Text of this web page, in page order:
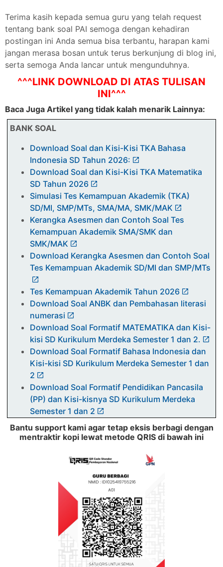
Terima kasih kepada semua guru yang telah request
tentang bank soal PAI semoga dengan kehadiran
postingan ini Anda semua bisa terbantu, harapan kami
jangan merasa bosan untuk terus berkunjung di blog ini,
serta semoga Anda lancar untuk mengunduhnya.
^^^LINK DOWNLOAD DI ATAS TULISAN
INI^^^
Baca Juga Artikel yang tidak kalah menarik Lainnya:
BANK SOAL
Download Soal dan Kisi-Kisi TKA Bahasa
Indonesia SD Tahun 2026:
Download Soal dan Kisi-Kisi TKA Matematika
SD Tahun 2026
Simulasi Tes Kemampuan Akademik (TKA)
SD/MI, SMP/MTs, SMA/MA, SMK/MAK
Kerangka Asesmen dan Contoh Soal Tes
Kemampuan Akademik SMA/SMK dan
SMK/MAK
Download Kerangka Asesmen dan Contoh Soal
Tes Kemampuan Akademik SD/MI dan SMP/MTs
Tes Kemampuan Akademik Tahun 2026
Download Soal ANBK dan Pembahasan literasi
numerasi
Download Soal Formatif MATEMATIKA dan Kisi-
kisi SD Kurikulum Merdeka Semester 1 dan 2.
Download Soal Formatif Bahasa Indonesia dan
Kisi-kisi SD Kurikulum Merdeka Semester 1 dan
2
Download Soal Formatif Pendidikan Pancasila
(PP) dan Kisi-kisnya SD Kurikulum Merdeka
Semester 1 dan 2
Download Contoh Soal OSN SMP MATEMATIKA
2025 dan Pembahasannya
dan Pembahasannya
MATEMATIKA 2025 dan Pembahasannya
Download Contoh Soal OSN SD Mapel IPS 2025
Dan Pembahasannya
Soal PTS Kelas 3 Kurikulum 2013 beserta kisi-
kisi dan kunci jawabannya Semester 1 dan 2
Soal STS PTS Kelas 2 Kurikulum Merdeka dan
Kurikulum 2013 beserta kisi-kisi dan kunci
Bantu support kami agar tetap eksis berbagi dengan
mentraktir kopi lewat metode QRIS di bawah ini